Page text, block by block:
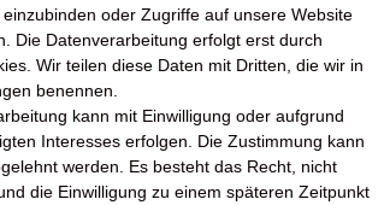
pro 100g
272 kcal
oder Zugriffe auf unsere Website
Die Datenverarbeitung erfolgt erst durch
Wir teilen diese Daten mit Dritten, die wir in
benennen.
kann mit Einwilligung oder aufgrund
Interesses erfolgen. Die Zustimmung kann
werden. Es besteht das Recht, nicht
die Einwilligung zu einem späteren Zeitpunkt